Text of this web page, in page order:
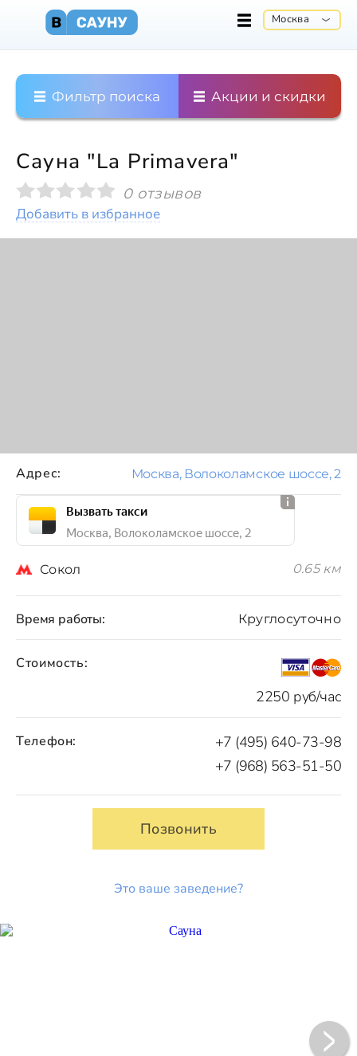
Москва
Фильтр поиска Акции и скидки
Сауна "La Primavera"
0 отзывов
Добавить в избранное
Стоимость:
2250 руб/час
Время работы: Круглосуточно
Телефон:
+7 (495) 640-73-98
+7 (968) 563-51-50
Позвонить
Это ваше заведение?
Адрес: Москва, Волоколамское шоссе, 2
Вызвать такси
Москва, Волоколамское шоссе, 2
Сокол 0.65 км